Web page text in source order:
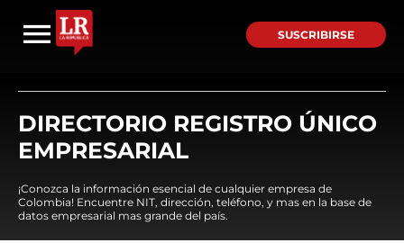
SUSCRIBIRSE
DIRECTORIO REGISTRO ÚNICO
EMPRESARIAL
¡Conozca la información esencial de cualquier empresa de
Colombia! Encuentre NIT, dirección, teléfono, y mas en la base de
datos empresarial mas grande del país.